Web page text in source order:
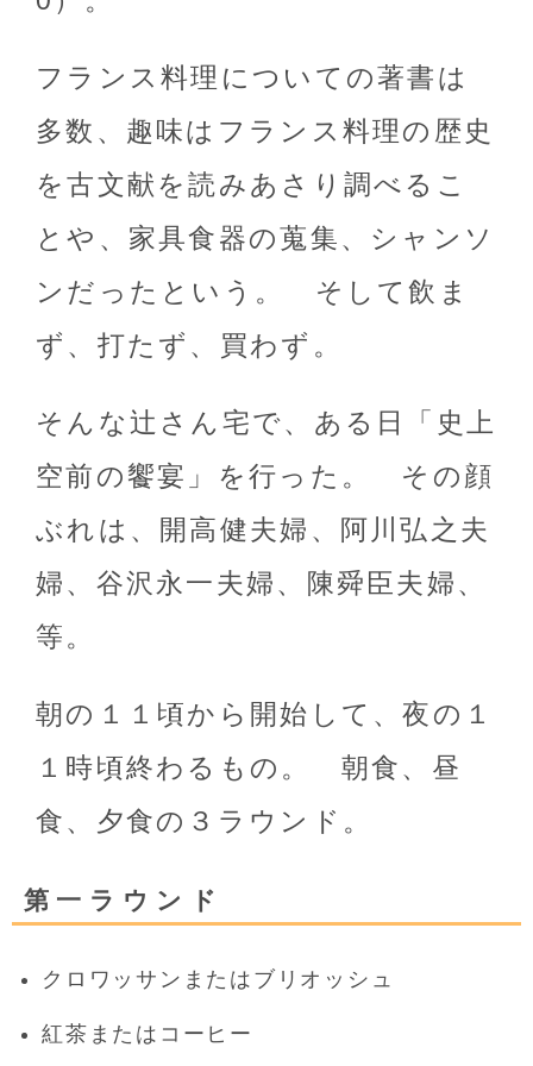
フランス料理についての著書は
多数、趣味はフランス料理の歴史
を古文献を読みあさり調べるこ
とや、家具食器の蒐集、シャンソ
ンだったという。 そして飲ま
ず、打たず、買わず。
そんな辻さん宅で、ある日「史上
空前の饗宴」を行った。 その顔
ぶれは、開高健夫婦、阿川弘之夫
婦、谷沢永一夫婦、陳舜臣夫婦、
等。
朝の１１頃から開始して、夜の１
１時頃終わるもの。 朝食、昼
食、夕食の３ラウンド。
第一ラウンド
クロワッサンまたはブリオッシュ
紅茶またはコーヒー